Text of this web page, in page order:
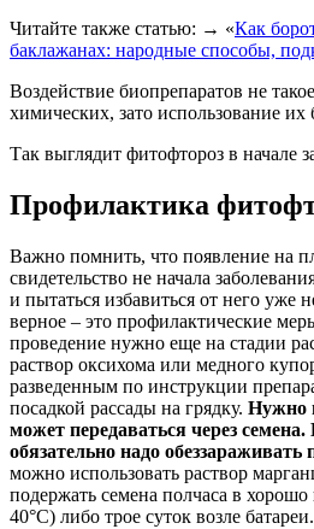
Читайте также статью: → «Как
баклажанах: народные способы,
Воздействие биопрепаратов не
химических, зато использование их
Так выглядит фитофтороз в начале
Профилактика
Важно помнить, что появление на
свидетельство не начала
и пытаться избавиться от него уже
верное – это профилактические
проведение нужно еще на стадии
раствор оксихома или медного
разведенным по инструкции
посадкой рассады на грядку. Нужно
может передаваться через
обязательно надо обеззараживать
можно использовать раствор
подержать семена полчаса в хорошо
40°С) либо трое суток возле батареи.